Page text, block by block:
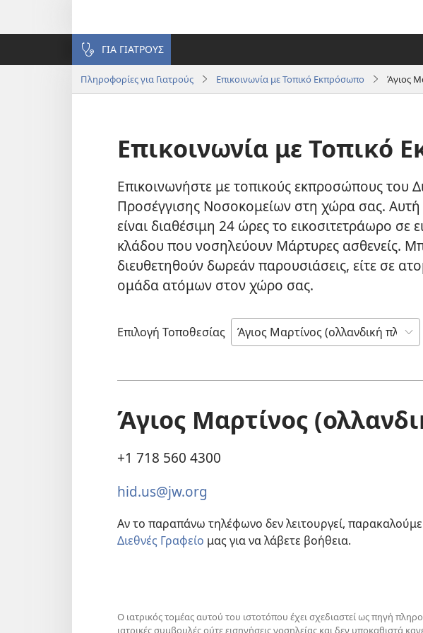
ΓΙΑ ΓΙΑΤΡΟΥΣ
Πληροφορίες για Γιατρούς Επικοινωνία με Τοπικό Εκπρόσωπο Άγιος
Επικοινωνία με Τοπικό
Επικοινωνήστε με τοπικούς εκπροσώπους του
Προσέγγισης Νοσοκομείων στη χώρα σας.
είναι διαθέσιμη 24 ώρες το εικοσιτετράωρο σε
κλάδου που νοσηλεύουν Μάρτυρες ασθενείς.
διευθετηθούν δωρεάν παρουσιάσεις, είτε σε
ομάδα ατόμων στον χώρο σας.
Επιλογή Τοποθεσίας
Άγιος Μαρτίνος
+1 718 560 4300
hid.us@jw.org
Αν το παραπάνω τηλέφωνο δεν λειτουργεί, παρακαλούμε
Διεθνές Γραφείο μας για να λάβετε βοήθεια.
Ο ιατρικός τομέας αυτού του ιστοτόπου έχει σχεδιαστεί ως πηγή
ιατρικές συμβουλές ούτε εισηγήσεις νοσηλείας και δεν υποκαθιστά